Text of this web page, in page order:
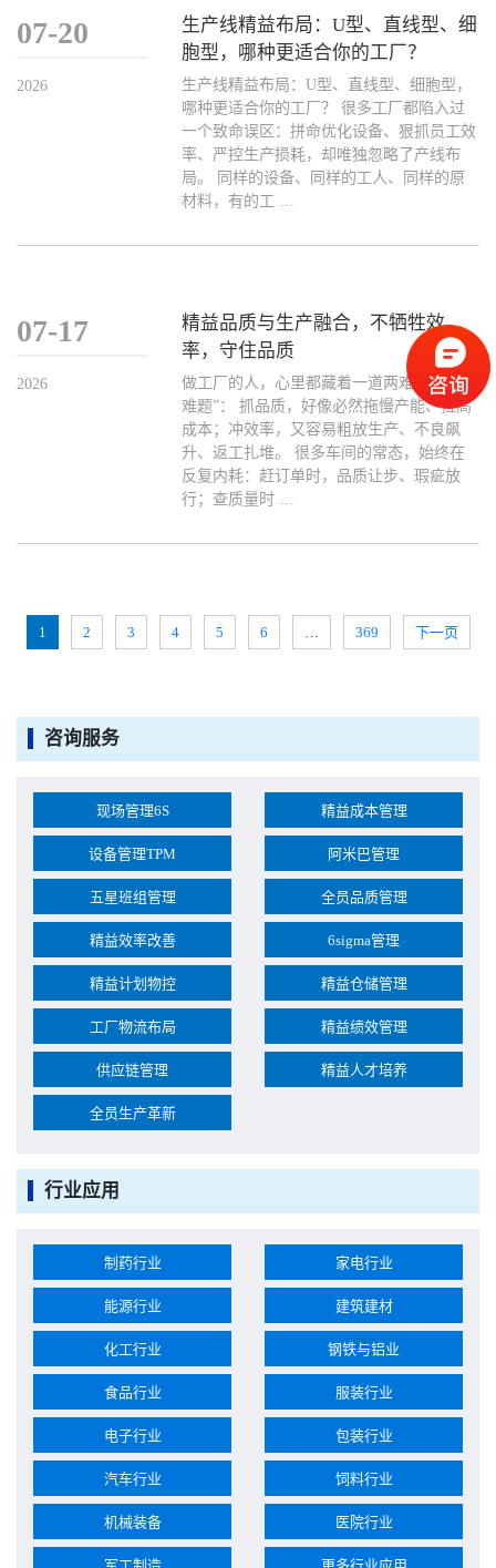
07-20
2026
生产线精益布局：U型、直线型、细
胞型，哪种更适合你的工厂？
生产线精益布局：U型、直线型、细胞型，
哪种更适合你的工厂？ 很多工厂都陷入过
一个致命误区：拼命优化设备、狠抓员工效
率、严控生产损耗，却唯独忽略了产线布
局。 同样的设备、同样的工人、同样的原
材料，有的工 …
07-17
2026
精益品质与生产融合，不牺牲效
率，守住品质
做工厂的人，心里都藏着一道两难的“千古
难题”： 抓品质，好像必然拖慢产能、拉高
成本；冲效率，又容易粗放生产、不良飙
升、返工扎堆。 很多车间的常态，始终在
反复内耗：赶订单时，品质让步、瑕疵放
行；查质量时 …
1 2 3 4 5 6 … 369 下一页
咨询服务
现场管理6S
设备管理TPM
五星班组管理
精益效率改善
精益计划物控
工厂物流布局
供应链管理
全员生产革新
精益成本管理
阿米巴管理
全员品质管理
6sigma管理
精益仓储管理
精益绩效管理
精益人才培养
行业应用
制药行业
能源行业
化工行业
食品行业
电子行业
汽车行业
机械装备
家电行业
建筑建材
钢铁与铝业
服装行业
包装行业
饲料行业
医院行业